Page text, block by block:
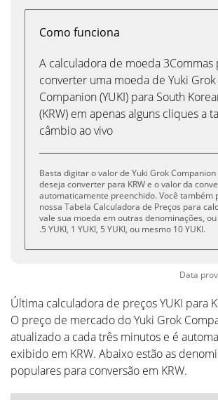
Como funciona
A calculadora de moeda 3Commas
converter uma moeda de Yuki Grok
Companion (YUKI) para South
(KRW) em apenas alguns cliques a
câmbio ao vivo
Basta digitar o valor de Yuki Grok Companion
deseja converter para KRW e o valor da
automaticamente preenchido. Você também
nossa Tabela Calculadora de Preços para
vale sua moeda em outras denominações, ou
.5 YUKI, 1 YUKI, 5 YUKI, ou mesmo 10 YUKI.
Data
Última calculadora de preços YUKI para
O preço de mercado do Yuki Grok
atualizado a cada três minutos e é
exibido em KRW. Abaixo estão as
populares para conversão em KRW.